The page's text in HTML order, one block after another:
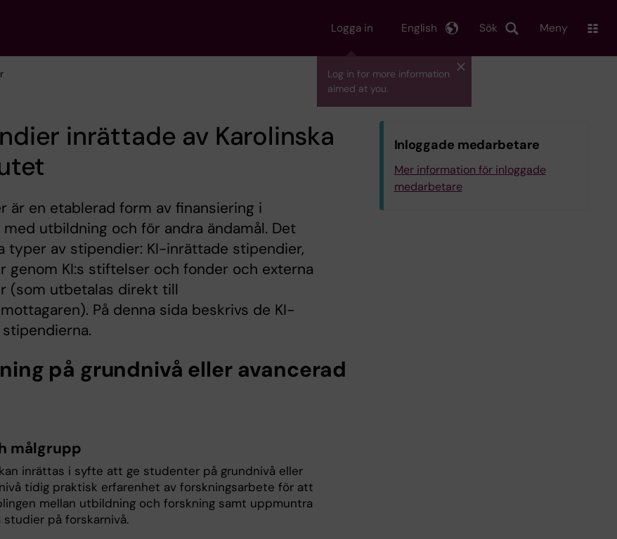
Logga in
Log in for more information
aimed at you.
Sök
English Meny
inrättade av Karolinska
är en etablerad form av finansiering i
med utbildning och för andra ändamål. Det
typer av stipendier: KI-inrättade stipendier,
genom KI:s stiftelser och fonder och externa
(som utbetalas direkt till
På denna sida beskrivs de KI-
på grundnivå eller avancerad
målgrupp
inrättas i syfte att ge studenter på grundnivå eller
tidig praktisk erfarenhet av forskningsarbete för att
mellan utbildning och forskning samt uppmuntra
på forskarnivå.
Inloggade medarbetare
Mer information för inloggade
medarbetare